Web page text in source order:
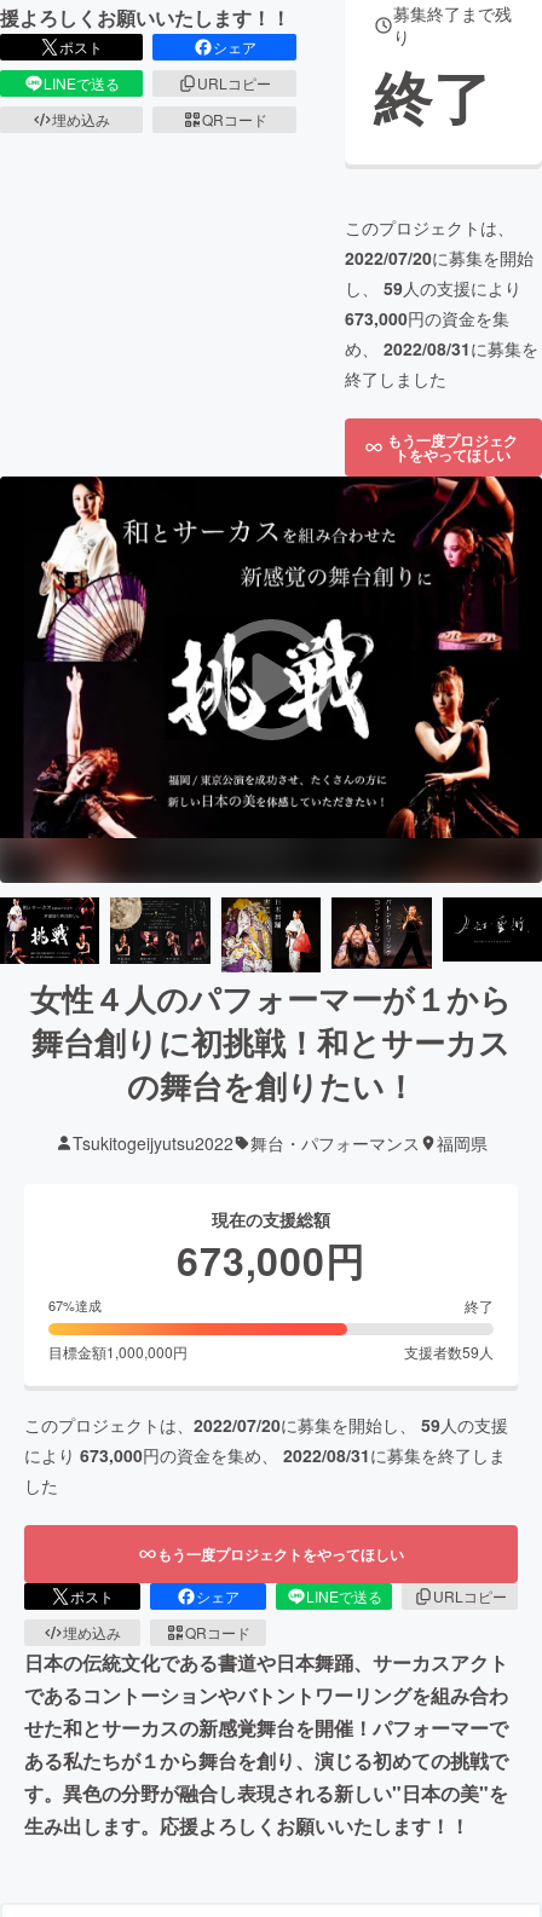
援よろしくお願いいたします！！
ポスト
シェア
LINEで送る
URLコピー
埋め込み
QRコード
募集終了まで残
り
終了
このプロジェクトは、
2022/07/20に募集を開始
し、 59人の支援により
673,000円の資金を集
め、 2022/08/31に募集を
終了しました
もう一度プロジェク
トをやってほしい
女性４人のパフォーマーが１から
舞台創りに初挑戦！和とサーカス
の舞台を創りたい！
Tsukitogeijyutsu2022 舞台・パフォーマンス 福岡県
現在の支援総額
673,000円
67%達成 終了
目標金額1,000,000円 支援者数59 人
このプロジェクトは、 2022/07/20に募集を開始し、 59人の支援
により 673,000円の資金を集め、 2022/08/31に募集を終了しま
した
もう一度プロジェクトをやってほしい
ポスト シェア LINEで送る
URLコピー
埋め込み
QRコード
日本の伝統文化である書道や日本舞踊、サーカスアクト
であるコントーションやバトントワーリングを組み合わ
せた和とサーカスの新感覚舞台を開催！パフォーマーで
ある私たちが１から舞台を創り、演じる初めての挑戦で
す。異色の分野が融合し表現される新しい"日本の美"を
生み出します。応援よろしくお願いいたします！！